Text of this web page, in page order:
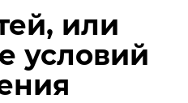
или
условий